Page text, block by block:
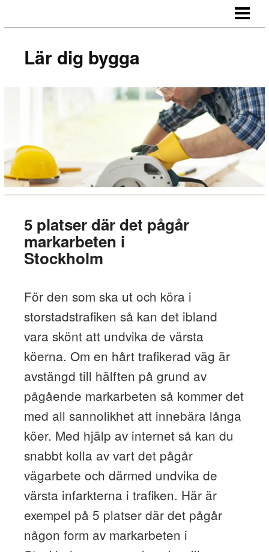
BYGG EGEN SÄNGGAVEL
BYGGA BORD AV LASTPALLAR
Lär dig bygga
5 platser där det pågår
markarbeten i
Stockholm
För den som ska ut och köra i
storstadstrafiken så kan det ibland
vara skönt att undvika de värsta
köerna. Om en hårt trafikerad väg är
avstängd till hälften på grund av
pågående markarbeten så kommer det
med all sannolikhet att innebära långa
köer. Med hjälp av internet så kan du
snabbt kolla av vart det pågår
vägarbete och därmed undvika de
värsta infarkterna i trafiken. Här är
exempel på 5 platser där det pågår
någon form av markarbeten i